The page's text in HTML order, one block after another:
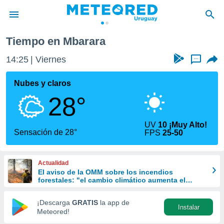
de
ha
calidad.
a este
las
y
forma
digital
basada
Tiempo en Mbarara
14:25 Viernes ...
Nubes y claros
28°
Sensación de 28°
UV 10 ¡Muy Alto!
FPS25-50
Actualidad
El aviso de la OMM sobre los incendios
forestales: "el cambio climático aumenta el
¡Descarga GRATIS la app de
Meteored!
Instalar